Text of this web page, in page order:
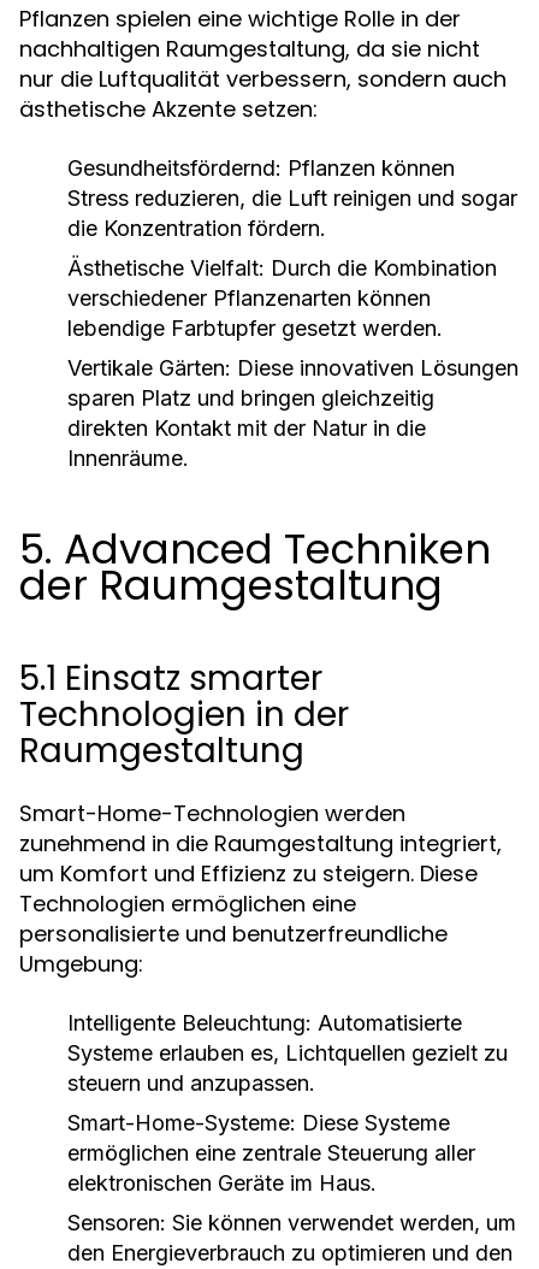
Pflanzen spielen eine wichtige Rolle in der
nachhaltigen Raumgestaltung, da sie nicht
nur die Luftqualität verbessern, sondern auch
ästhetische Akzente setzen:
Gesundheitsfördernd: Pflanzen können
Stress reduzieren, die Luft reinigen und sogar
die Konzentration fördern.
Ästhetische Vielfalt: Durch die Kombination
verschiedener Pflanzenarten können
lebendige Farbtupfer gesetzt werden.
Vertikale Gärten: Diese innovativen Lösungen
sparen Platz und bringen gleichzeitig
direkten Kontakt mit der Natur in die
Innenräume.
5. Advanced Techniken
der Raumgestaltung
5.1 Einsatz smarter
Technologien in der
Raumgestaltung
Smart-Home-Technologien werden
zunehmend in die Raumgestaltung integriert,
um Komfort und Effizienz zu steigern. Diese
Technologien ermöglichen eine
personalisierte und benutzerfreundliche
Umgebung:
Intelligente Beleuchtung: Automatisierte
Systeme erlauben es, Lichtquellen gezielt zu
steuern und anzupassen.
Smart-Home-Systeme: Diese Systeme
ermöglichen eine zentrale Steuerung aller
elektronischen Geräte im Haus.
Sensoren: Sie können verwendet werden, um
den Energieverbrauch zu optimieren und den